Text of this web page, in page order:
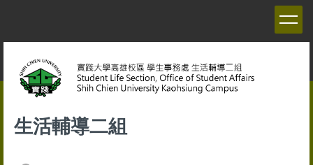
生活輔導二組